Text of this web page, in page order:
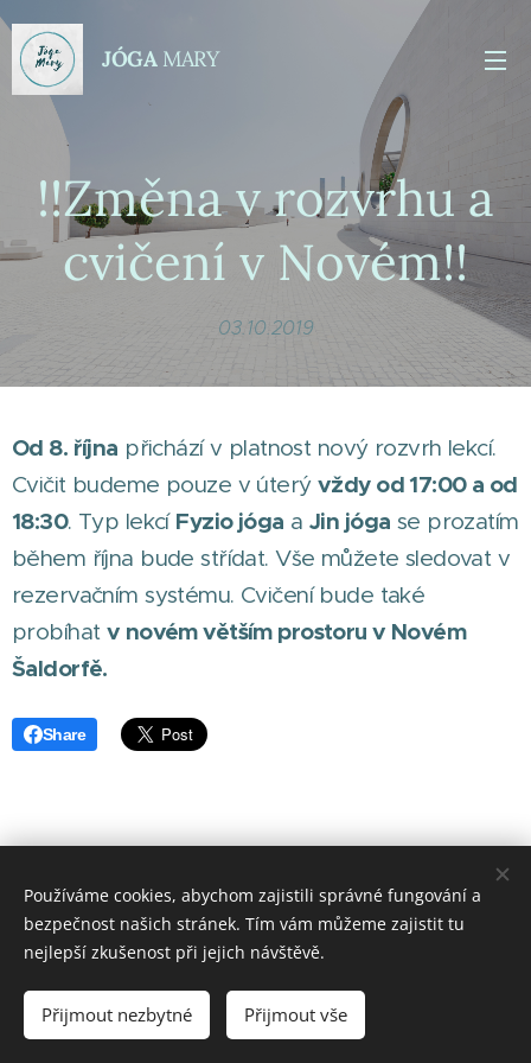
JÓGA MARY
!!Změna v rozvrhu a
cvičení v Novém!!
03.10.2019
Od 8. října přichází v platnost nový rozvrh lekcí.
Cvičit budeme pouze v úterývždy od 17:00 a od
18:30. Typ lekcí Fyzio jóga a Jin jóga se prozatím
během října bude střídat. Vše můžete sledovat v
rezervačním systému. Cvičení bude také
probíhat v novém větším prostoru v Novém
Šaldorfě.
Share
Jóga Mary Znojmo
Vytvořeno službouWebnode
Používáme cookies, abychom zajistili správné fungování a
bezpečnost našich stránek. Tím vám můžeme zajistit tu
nejlepší zkušenost při jejich návštěvě.
Přijmout nezbytné Přijmout vše